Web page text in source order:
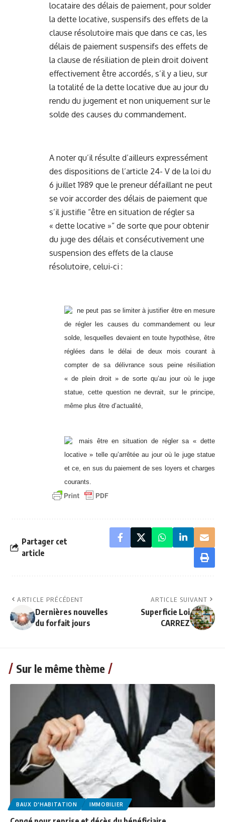
locataire des délais de paiement, pour solder
la dette locative, suspensifs des effets de la
clause résolutoire mais que dans ce cas, les
délais de paiement suspensifs des effets de
la clause de résiliation de plein droit doivent
effectivement être accordés, s’il y a lieu, sur
la totalité de la dette locative due au jour du
rendu du jugement et non uniquement sur le
solde des causes du commandement.
A noter qu’il résulte d’ailleurs expressément
des dispositions de l’article 24- V de la loi du
6 juillet 1989 que le preneur défaillant ne peut
se voir accorder des délais de paiement que
s’il justifie “être en situation de régler sa
« dette locative »“ de sorte que pour obtenir
du juge des délais et consécutivement une
suspension des effets de la clause
résolutoire, celui-ci :
ne peut pas se limiter à justifier être en mesure
de régler les causes du commandement ou leur
solde, lesquelles devaient en toute hypothèse, être
réglées dans le délai de deux mois courant à
compter de sa délivrance sous peine résiliation
« de plein droit » de sorte qu’au jour où le juge
statue, cette question ne devrait, sur le principe,
même plus être d’actualité,
mais être en situation de régler sa « dette
locative » telle qu’arrêtée au jour où le juge statue
et ce, en sus du paiement de ses loyers et charges
courants.
Partager cet
article
ARTICLE PRÉCÉDENT
Dernières nouvelles
du forfait jours
ARTICLE SUIVANT
Superficie Loi
CARREZ
Sur le même thème
BAUX D'HABITATION IMMOBILIER